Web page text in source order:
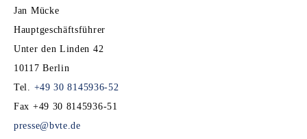
Jan Mücke
Hauptgeschäftsführer
Unter den Linden 42
10117 Berlin
Tel. +49 30 8145936-52
Fax +49 30 8145936-51
presse@bvte.de